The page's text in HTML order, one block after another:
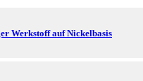
Werkstoff auf Nickelbasis